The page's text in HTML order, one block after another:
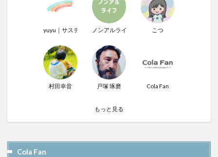
yuyu｜サステナぶる男ノンアルライフ こつ
村田幸音 戸塚 琢磨 Cola Fan
もっと見る
Cola Fan